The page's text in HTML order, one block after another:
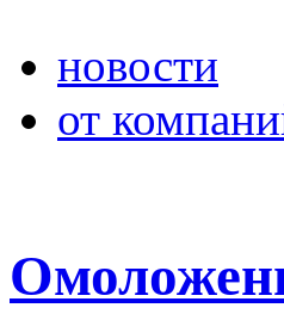
новости
от